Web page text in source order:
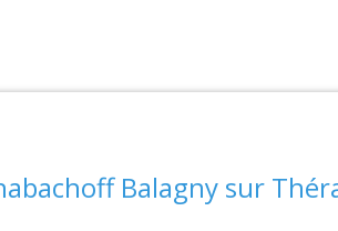
Balagny sur